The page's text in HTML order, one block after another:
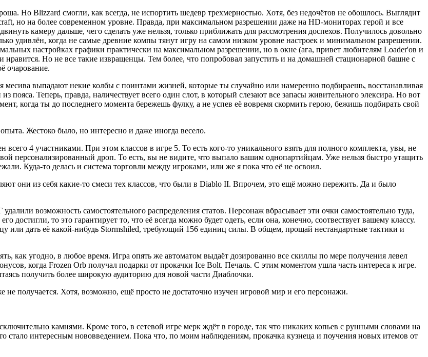
Но Blizzard смогли, как всегда, не испортить шедевр трехмерностью. Хотя, без недочётов не обошлось. Выглядит
но на более современном уровне. Правда, при максимальном разрешении даже на HD-мониторах герой и все
камеру дальше, чего сделать уже нельзя, только приближать для рассмотрения доспехов. Получилось довольно
удивлён, когда не самые древние компы тянут игру на самом низком уровне настроек и минимальном разрешении.
настройках графики практически на максимальном разрешении, но в окне (ага, привет любителям Loader'ов и
Но не все такие извращенцы. Тем более, что попробовал запустить и на домашней стационарной башне с
очарование.
месива выпадают некие колбы с поинтами жизней, которые ты случайно или намеренно подбираешь, восстанавливая
пояса. Теперь, правда, наличествует всего один слот, в который слезают все запасы живительного элексира. Но вот
когда ты до последнего момента бережешь фулку, а не успев её вовремя скормить герою, бежишь подбирать свой
Жестоко было, но интересно и даже иногда весело.
4 участниками. При этом классов в игре 5. То есть кого-то уникального взять для полного комплекта, увы, не
персонализированный дроп. То есть, вы не видите, что выпало вашим однопартийцам. Уже нельзя быстро утащить
Куда-то делась и система торговли между игроками, или же я пока что её не освоил.
они из себя какие-то смеси тех классов, что были в Diablo II. Впрочем, это ещё можно пережить. Да и было
возможность самостоятельного распределения статов. Персонаж вбрасывает эти очки самостоятельно туда,
достигли, то это гарантирует то, что её всегда можно будет одеть, если она, конечно, соотвествует вашему классу.
или дать её какой-нибудь Stormshiled, требующий 156 единиц силы. В общем, прощай нестандартные тактики и
как угодно, в любое время. Игра опять же автоматом выдаёт дозированно все скиллы по мере получения левел
когда Frozen Orb получал подарки от прокачки Ice Bolt. Печаль. С этим моментом ушла часть интереса к игре.
получить более широкую аудиторию для новой части Диаблочки.
получается. Хотя, возможно, ещё просто не достаточно изучен игровой мир и его персонажи.
камнями. Кроме того, в сетевой игре мерк ждёт в городе, так что никаких копьев с рунными словами на
стало интересным нововведением. Пока что, по моим наблюдениям, прокачка кузнеца и поучения новых итемов от